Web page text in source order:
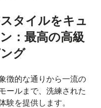
タイルをキュ
：最高の高級
グ
徴的な通りから一流の
ールまで、洗練された
験を提供します。